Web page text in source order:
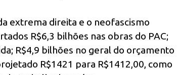
extrema direita e o neofascismo
R$6,3 bilhões nas obras do PAC;
R$4,9 bilhões no geral do orçamento
R$1421 para R$1412,00, como